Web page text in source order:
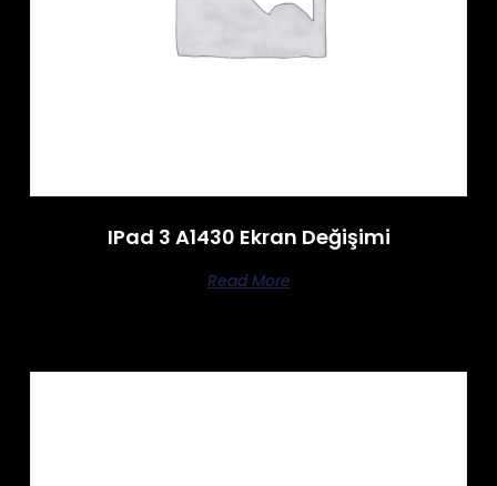
IPad 3 A1430 Ekran Değişimi
Read More